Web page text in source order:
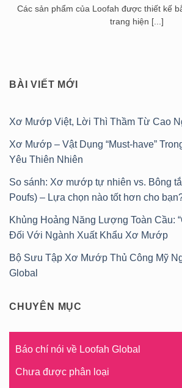
Các sản phẩm của Loofah được thiết kế
trang hiện [...]
BÀI VIẾT MỚI
Xơ Mướp Việt, Lời Thì Thầm Từ Cao
Xơ Mướp – Vật Dụng “Must-have”
Yêu Thiên Nhiên
So sánh: Xơ mướp tự nhiên vs. Bông
Poufs) – Lựa chọn nào tốt hơn cho
Khủng Hoảng Năng Lượng Toàn Cầu:
Đối Với Ngành Xuất Khẩu Xơ Mướp
Bộ Sưu Tập Xơ Mướp Thủ Công Mỹ
Global
CHUYÊN MỤC
Báo chí nói về Loofah Global
Chưa được phân loại